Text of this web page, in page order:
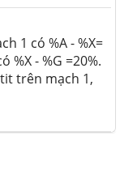
1 có %A - %X=
%X - %G =20%.
trên mạch 1,